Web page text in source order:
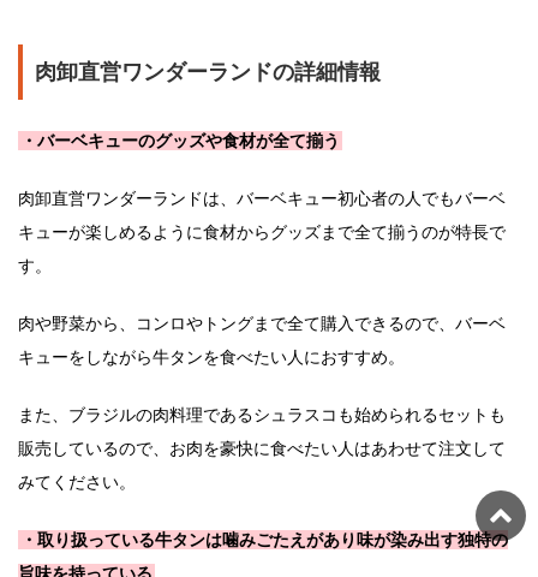
肉卸直営ワンダーランドの詳細情報
・バーベキューのグッズや食材が全て揃う
肉卸直営ワンダーランドは、バーベキュー初心者の人でもバーベ
キューが楽しめるように食材からグッズまで全て揃うのが特長で
す。
肉や野菜から、コンロやトングまで全て購入できるので、バーベ
キューをしながら牛タンを食べたい人におすすめ。
また、ブラジルの肉料理であるシュラスコも始められるセットも
販売しているので、お肉を豪快に食べたい人はあわせて注文して
みてください。
・取り扱っている牛タンは噛みごたえがあり味が染み出す独特の
旨味を持っている